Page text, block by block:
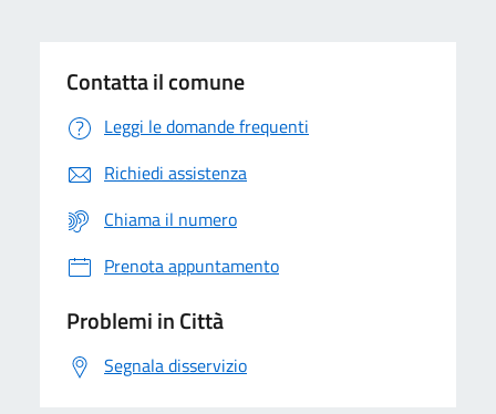
Contatta il comune
Leggi le domande frequenti
Richiedi assistenza
Chiama il numero
Prenota appuntamento
Problemi in Città
Segnala disservizio